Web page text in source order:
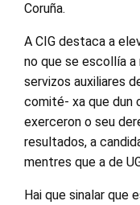
Coruña.
A CIG destaca a
no que se escollía
servizos auxiliares
comité- xa que dun
exerceron o seu
resultados, a
mentres que a de
Hai que sinalar que